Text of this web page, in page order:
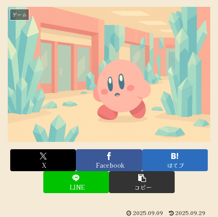
ゲーム
X Facebook はてブ
LINE コピー
2025.09.09 2025.09.29